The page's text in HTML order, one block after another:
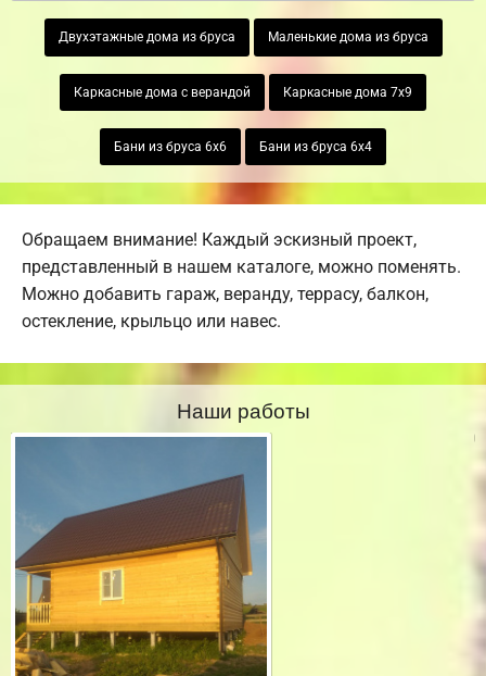
Двухэтажные дома из бруса Маленькие дома из бруса
Каркасные дома с верандой Каркасные дома 7х9
Бани из бруса 6х6 Бани из бруса 6х4
Обращаем внимание! Каждый эскизный проект,
представленный в нашем каталоге, можно поменять.
Можно добавить гараж, веранду, террасу, балкон,
остекление, крыльцо или навес.
Наши работы